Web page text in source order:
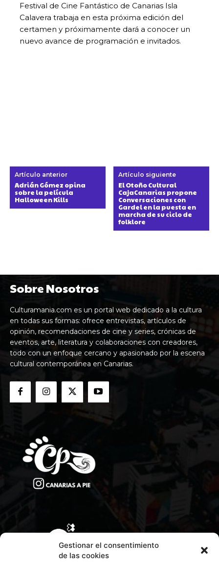
Gestionar el consentimiento
de las cookies
Festival de Cine Fantástico de Canarias Isla
Calavera trabaja en esta próxima edición del
certamen y próximamente dará a conocer un
nuevo avance de programación e invitados.
Artículo anterior
Adrián Gómez opina
sobre la película
Halloween Kills
Artículo siguiente
El Otoño Cultural
CajaCanarias propone
Conversaciones con
Gardel en la puesta en
marcha de su ciclo de
folklore
Sobre Nosotros
Culturamania.com es un portal web dedicado a la cultura
en todas sus formas: ofrece entrevistas, artículos de
opinión, recomendaciones de cine y series, crónicas de
eventos, arte, literatura y colaboraciones con creadores,
todo con un enfoque cercano y apasionado por la escena
cultural contemporánea en Canarias.